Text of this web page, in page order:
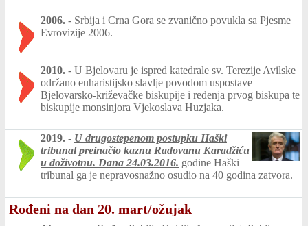
2006. - Srbija i Crna Gora se zvanično povukla sa Pjesme
Evrovizije 2006.
2010. - U Bjelovaru je ispred katedrale sv. Terezije Avilske
održano euharistijsko slavlje povodom uspostave
Bjelovarsko-križevačke biskupije i ređenja prvog biskupa te
biskupije monsinjora Vjekoslava Huzjaka.
2019. - U drugostepenom postupku Haški
tribunal preinačio kaznu Radovanu Karadžiću
u doživotnu. Dana 24.03.2016. godine Haški
tribunal ga je nepravosnažno osudio na 40 godina zatvora.
Rođeni na dan 20. mart/ožujak